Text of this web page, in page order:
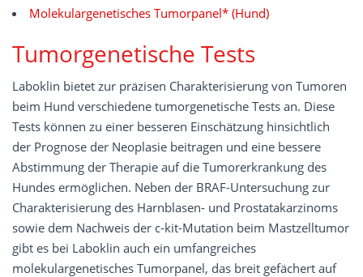
Molekulargenetisches Tumorpanel* (Hund)
Tumorgenetische Tests
Laboklin bietet zur präzisen Charakterisierung von Tumoren
beim Hund verschiedene tumorgenetische Tests an. Diese
Tests können zu einer besseren Einschätzung hinsichtlich
der Prognose der Neoplasie beitragen und eine bessere
Abstimmung der Therapie auf die Tumorerkrankung des
Hundes ermöglichen. Neben der BRAF-Untersuchung zur
Charakterisierung des Harnblasen- und Prostatakarzinoms
sowie dem Nachweis der c-kit-Mutation beim Mastzelltumor
gibt es bei Laboklin auch ein umfangreiches
molekulargenetisches Tumorpanel, das breit gefächert auf